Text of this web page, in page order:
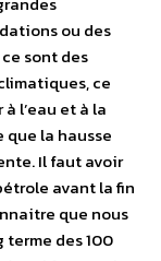
ou des
sont des
ce
l’eau et à la
la hausse
Il faut avoir
avant la fin
que nous
des 100